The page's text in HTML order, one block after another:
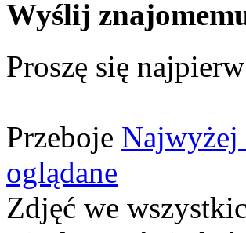
Wyślij
Proszę się
Przeboje Najwyżej
oglądane
Zdjęć we